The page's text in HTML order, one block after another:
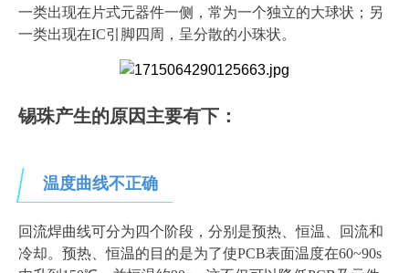
一类出现在片式元器件一侧，常为一个独立的大球状；另
一类出现在IC引脚四周，呈分散的小珠状。
锡珠产生的原因主要有下：
温度曲线不正确
回流焊曲线可分为四个阶段，分别是预热、恒温、回流和
冷却。预热、恒温的目的是为了使PCB表面温度在60~90s